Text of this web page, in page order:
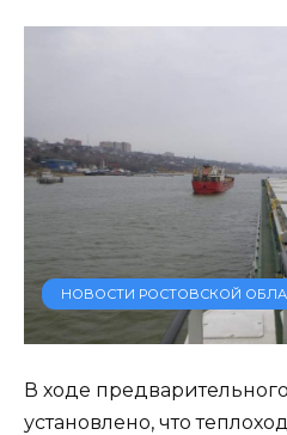
НОВОСТИ РОСТОВСКОЙ
В ходе
установлено, что